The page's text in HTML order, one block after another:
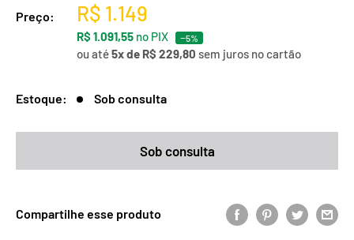
Preço: R$ 1.149
R$ 1.091,55 no PIX −5%
ou até5x de R$ 229,80 sem juros no cartão
Estoque: Sob consulta
Sob consulta
Compartilhe esse produto